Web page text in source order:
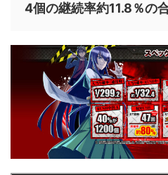
4個の継続率約11.8％の